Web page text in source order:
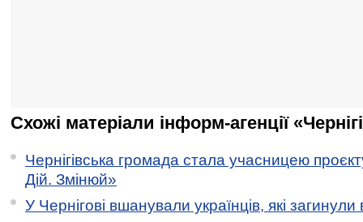
Схожі матеріали інформ-агенції
Чернігівська громада стала учасницею
Дій. Змінюй»
У Чернігові вшанували українців, які загинули